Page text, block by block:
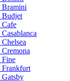
Coppe
Asti
Bistro
Sapporo